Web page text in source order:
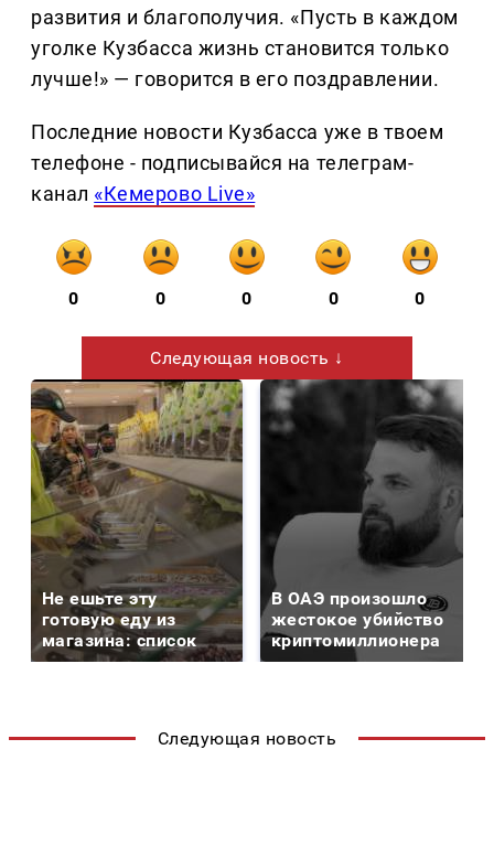
развития и благополучия. «Пусть в каждом
уголке Кузбасса жизнь становится только
лучше!» — говорится в его поздравлении.
Последние новости Кузбасса уже в твоем
телефоне - подписывайся на телеграм-
канал «Кемерово Live»
0 0 0 0 0
Следующая новость ↓
Не ешьте эту
готовую еду из
магазина: список
В ОАЭ произошло
жестокое убийство
криптомиллионера
Следующая новость